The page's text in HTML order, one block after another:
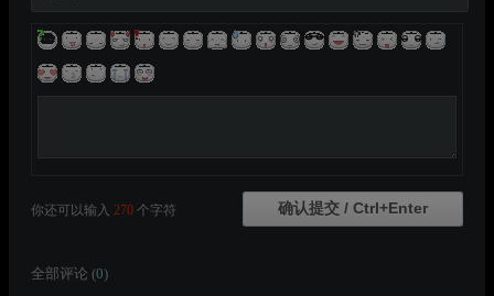
你还可以输入 270 个字符
全部评论 (0)